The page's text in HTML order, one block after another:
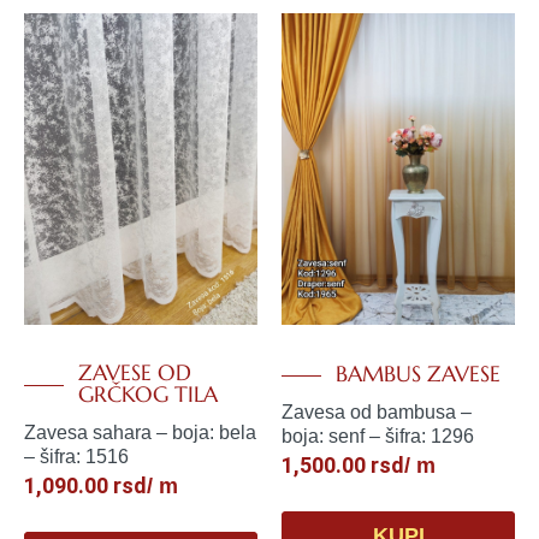
ZAVESE OD
GRČKOG TILA
Zavesa sahara – boja: bela
– šifra: 1516
1,090.00 rsd/ m
BAMBUS ZAVESE
Zavesa od bambusa –
boja: senf – šifra: 1296
1,500.00 rsd/ m